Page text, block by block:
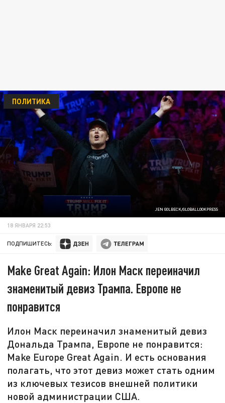
JEN GOLBECK/GLOBALLOOKPRESS
ПОЛИТИКА
18 ЯНВАРЯ 22:53
ПОДПИШИТЕСЬ:
Make Great Again: Илон Маск переиначил
знаменитый девиз Трампа. Европе не
понравится
Илон Маск переиначил знаменитый девиз
Дональда Трампа, Европе не понравится:
Make Europe Great Again. И есть основания
полагать, что этот девиз может стать одним
из ключевых тезисов внешней политики
новой администрации США.